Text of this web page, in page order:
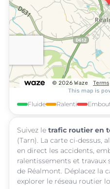
Fluide Ralenti
Suivez le trafic routier en
(Tarn). La carte ci-dessus,
en direct les accidents,
ralentissements et travaux
de Réalmont. Déplacez la
explorer le réseau routier